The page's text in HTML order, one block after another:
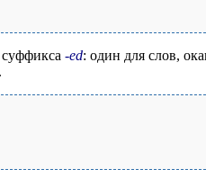
-ed: один для слов,